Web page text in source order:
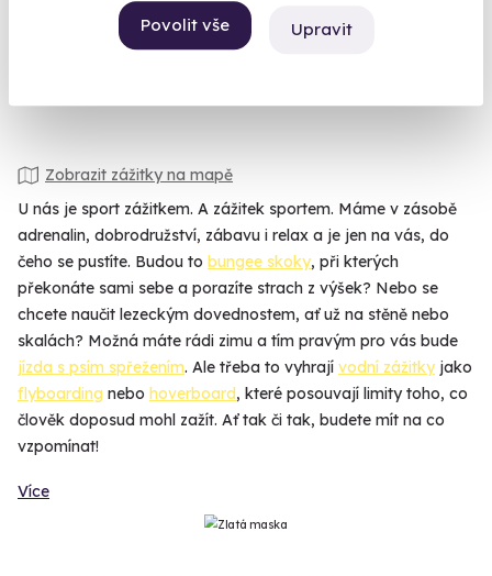
Povolit vše Upravit
(+ 28 dalších lokalit)
Zobrazit zážitky na mapě
U nás je sport zážitkem. A zážitek sportem. Máme v zásobě
adrenalin, dobrodružství, zábavu i relax a je jen na vás, do
čeho se pustíte. Budou to bungee skoky, při kterých
překonáte sami sebe a porazíte strach z výšek? Nebo se
chcete naučit lezeckým dovednostem, ať už na stěně nebo
skalách? Možná máte rádi zimu a tím pravým pro vás bude
jízda s psím spřežením. Ale třeba to vyhrají vodní zážitky jako
flyboarding nebo hoverboard, které posouvají limity toho, co
člověk doposud mohl zažít. Ať tak či tak, budete mít na co
vzpomínat!
Více